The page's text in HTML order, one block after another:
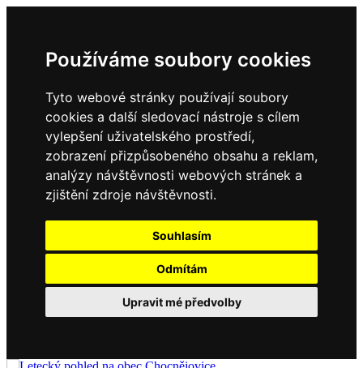
Používáme soubory cookies
Tyto webové stránky používají soubory
cookies a další sledovací nástroje s cílem
vylepšení uživatelského prostředí,
zobrazení přizpůsobeného obsahu a reklam,
analýzy návštěvnosti webových stránek a
zjištění zdroje návštěvnosti.
Souhlasím
Odmítám
Upravit mé předvolby